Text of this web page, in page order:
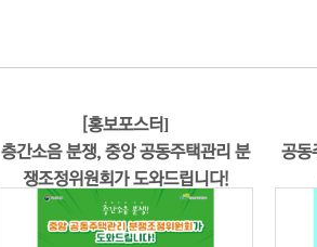
[홍보포스터]
층간소음 분쟁, 중앙 공동주택관리 분
쟁조정위원회가 도와드립니다!
공동